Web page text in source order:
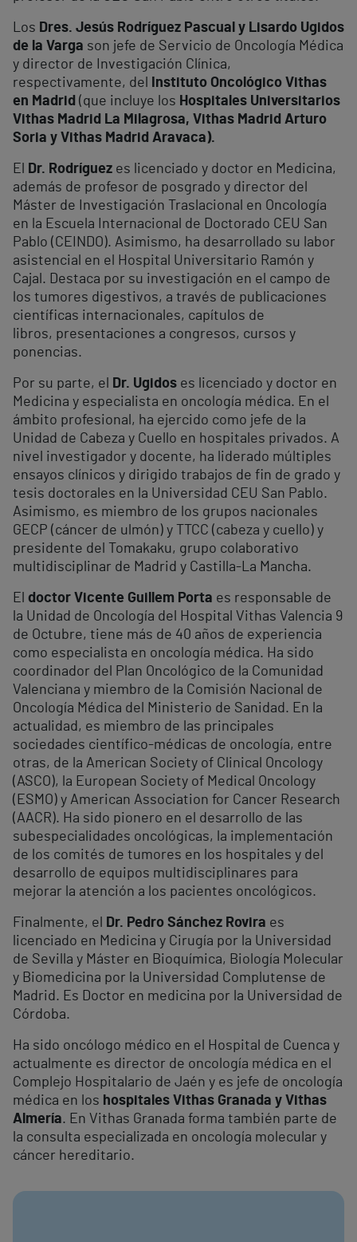
Los Dres. Jesús Rodríguez Pascual y Lisardo Ugidos
de la Varga son jefe de Servicio de Oncología Médica
y director de Investigación Clínica,
respectivamente, del
Instituto Oncológico Vithas
en Madrid (que incluye los Hospitales Universitarios
Vithas Madrid La Milagrosa, Vithas Madrid Arturo
Soria y Vithas Madrid Aravaca).
El Dr. Rodríguez es licenciado y doctor en Medicina,
además de profesor de posgrado y director del
Máster de Investigación Traslacional en Oncología
en la Escuela Internacional de Doctorado CEU San
Pablo (CEINDO). Asimismo, ha desarrollado su labor
asistencial en el Hospital Universitario Ramón y
Cajal. Destaca por su investigación en el campo de
los tumores digestivos, a través de publicaciones
científicas internacionales, capítulos de
libros, presentaciones a congresos, cursos y
ponencias.
Por su parte, el Dr. Ugidos es licenciado y doctor en
Medicina y especialista en oncología médica. En el
ámbito profesional, ha ejercido como jefe de la
Unidad de Cabeza y Cuello en hospitales privados. A
nivel investigador y docente, ha liderado múltiples
ensayos clínicos y dirigido trabajos de fin de grado y
tesis doctorales en la Universidad CEU San Pablo.
Asimismo, es miembro de los grupos nacionales
GECP (cáncer de ulmón) y TTCC (cabeza y cuello) y
presidente del Tomakaku, grupo colaborativo
multidisciplinar de Madrid y Castilla-La Mancha.
El doctor Vicente Guillem Porta es responsable de
la Unidad de Oncología del Hospital Vithas Valencia 9
de Octubre, tiene más de 40 años de experiencia
como especialista en oncología médica. Ha sido
coordinador del Plan Oncológico de la Comunidad
Valenciana y miembro de la Comisión Nacional de
Oncología Médica del Ministerio de Sanidad. En la
actualidad, es miembro de las principales
sociedades científico-médicas de oncología, entre
otras, de la American Society of Clinical Oncology
(ASCO), la European Society of Medical Oncology
(ESMO) y American Association for Cancer Research
(AACR). Ha sido pionero en el desarrollo de las
subespecialidades oncológicas, la implementación
de los comités de tumores en los hospitales y del
desarrollo de equipos multidisciplinares para
mejorar la atención a los pacientes oncológicos.
Finalmente, el Dr. Pedro Sánchez Rovira es
licenciado en Medicina y Cirugía por la Universidad
de Sevilla y Máster en Bioquímica, Biología Molecular
y Biomedicina por la Universidad Complutense de
Madrid. Es Doctor en medicina por la Universidad de
Córdoba.
Ha sido oncólogo médico en el Hospital de Cuenca y
actualmente es director de oncología médica en el
Complejo Hospitalario de Jaén y es jefe de oncología
médica en los hospitales Vithas Granada y Vithas
Almería. En Vithas Granada forma también parte de
la consulta especializada en oncología molecular y
cáncer hereditario.